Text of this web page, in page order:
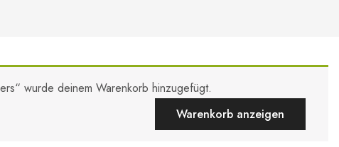
wurde deinem Warenkorb hinzugefügt.
Warenkorb anzeigen